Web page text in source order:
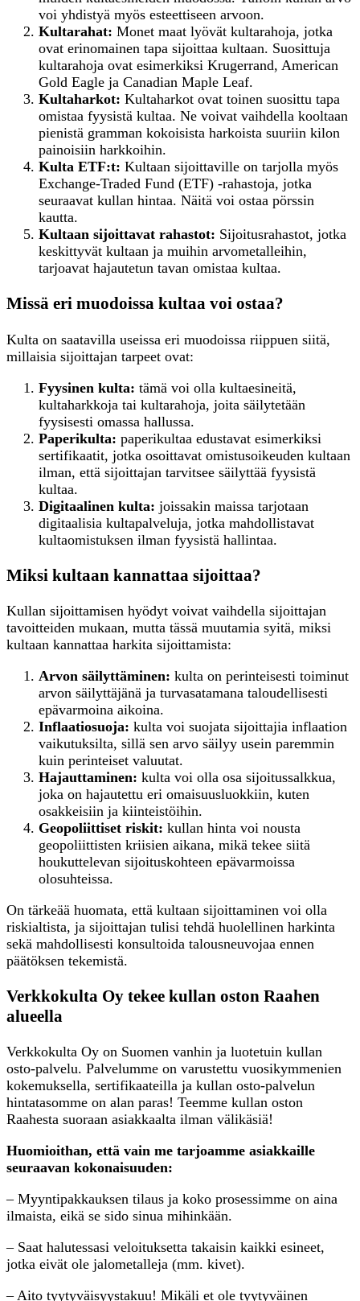
voi yhdistyä myös esteettiseen arvoon.
Kultarahat: Monet maat lyövät kultarahoja, jotka
ovat erinomainen tapa sijoittaa kultaan. Suosittuja
kultarahoja ovat esimerkiksi Krugerrand, American
Gold Eagle ja Canadian Maple Leaf.
Kultaharkot: Kultaharkot ovat toinen suosittu tapa
omistaa fyysistä kultaa. Ne voivat vaihdella kooltaan
pienistä gramman kokoisista harkoista suuriin kilon
painoisiin harkkoihin.
Kulta ETF:t: Kultaan sijoittaville on tarjolla myös
Exchange-Traded Fund (ETF) -rahastoja, jotka
seuraavat kullan hintaa. Näitä voi ostaa pörssin
kautta.
Kultaan sijoittavat rahastot: Sijoitusrahastot, jotka
keskittyvät kultaan ja muihin arvometalleihin,
tarjoavat hajautetun tavan omistaa kultaa.
Missä eri muodoissa kultaa voi ostaa?
Kulta on saatavilla useissa eri muodoissa riippuen siitä,
millaisia sijoittajan tarpeet ovat:
Fyysinen kulta: tämä voi olla kultaesineitä,
kultaharkkoja tai kultarahoja, joita säilytetään
fyysisesti omassa hallussa.
Paperikulta: paperikultaa edustavat esimerkiksi
sertifikaatit, jotka osoittavat omistusoikeuden kultaan
ilman, että sijoittajan tarvitsee säilyttää fyysistä
kultaa.
Digitaalinen kulta: joissakin maissa tarjotaan
digitaalisia kultapalveluja, jotka mahdollistavat
kultaomistuksen ilman fyysistä hallintaa.
Miksi kultaan kannattaa sijoittaa?
Kullan sijoittamisen hyödyt voivat vaihdella sijoittajan
tavoitteiden mukaan, mutta tässä muutamia syitä, miksi
kultaan kannattaa harkita sijoittamista:
Arvon säilyttäminen: kulta on perinteisesti toiminut
arvon säilyttäjänä ja turvasatamana taloudellisesti
epävarmoina aikoina.
Inflaatiosuoja: kulta voi suojata sijoittajia inflaation
vaikutuksilta, sillä sen arvo säilyy usein paremmin
kuin perinteiset valuutat.
Hajauttaminen: kulta voi olla osa sijoitussalkkua,
joka on hajautettu eri omaisuusluokkiin, kuten
osakkeisiin ja kiinteistöihin.
Geopoliittiset riskit: kullan hinta voi nousta
geopoliittisten kriisien aikana, mikä tekee siitä
houkuttelevan sijoituskohteen epävarmoissa
olosuhteissa.
On tärkeää huomata, että kultaan sijoittaminen voi olla
riskialtista, ja sijoittajan tulisi tehdä huolellinen harkinta
sekä mahdollisesti konsultoida talousneuvojaa ennen
päätöksen tekemistä.
Verkkokulta Oy tekee kullan oston Raahen
alueella
Verkkokulta Oy on Suomen vanhin ja luotetuin kullan
osto-palvelu. Palvelumme on varustettu vuosikymmenien
kokemuksella, sertifikaateilla ja kullan osto-palvelun
hintatasomme on alan paras! Teemme kullan oston
Raahesta suoraan asiakkaalta ilman välikäsiä!
Huomioithan, että vain me tarjoamme asiakkaille
seuraavan kokonaisuuden:
– Myyntipakkauksen tilaus ja koko prosessimme on aina
ilmaista, eikä se sido sinua mihinkään.
– Saat halutessasi veloituksetta takaisin kaikki esineet,
jotka eivät ole jalometalleja (mm. kivet).
– Aito tyytyväisyystakuu! Mikäli et ole tyytyväinen